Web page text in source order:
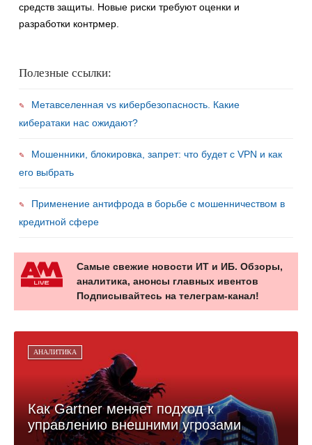
средств защиты. Новые риски требуют оценки и
разработки контрмер.
Полезные ссылки:
Метавселенная vs кибербезопасность. Какие
кибератаки нас ожидают?
Мошенники, блокировка, запрет: что будет с VPN и как
его выбрать
Применение антифрода в борьбе с мошенничеством в
кредитной сфере
Самые свежие новости ИТ и ИБ. Обзоры,
аналитика, анонсы главных ивентов
Подписывайтесь на телеграм-канал!
АНАЛИТИКА
Как Gartner меняет подход к
управлению внешними угрозами